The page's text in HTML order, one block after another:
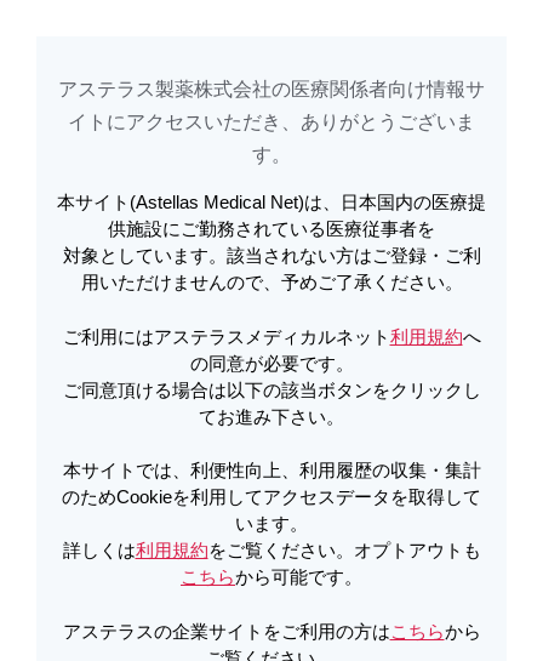
アステラスメディカルネットでは、利便性向上、利用履歴の収集・集計のた
Cookieを利用してアクセスデータを取得しています。詳しくは 利用規約
適正使用資材（医療関係者向け） |
【下敷】スーグラ錠の注意が必要な
PDFをダウンロード
製品詳細
製品Q&A
アステラス製薬株式会社の医療関係者向け情報サ
イトに​アクセスいただき、ありがとうございま
す。​
本サイト(Astellas Medical Net)は、日本国内の医療提
供施設にご勤務されている医療従事者を
対象としています。該当されない方はご登録・ご利
用いただけませんので、予めご了承ください。
ご利用にはアステラスメディカルネット利用規約へ
の同意が必要です。
ご同意頂ける場合は以下の該当ボタンをクリックし
てお進み下さい。
本サイトでは、利便性向上、利用履歴の収集・集計
のためCookieを利用してアクセスデータを取得して
います。
詳しくは利用規約をご覧ください。オプトアウトも
こちらから可能です。
アステラスの企業サイトをご利用の方はこちらから